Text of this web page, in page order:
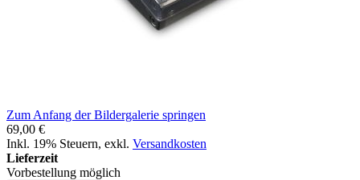
Zum Anfang der Bildergalerie springen
69,00 €
Inkl. 19% Steuern, exkl. Versandkosten
Lieferzeit
Vorbestellung möglich